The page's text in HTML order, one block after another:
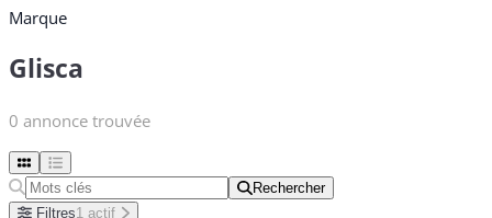
Marque
Glisca
0 annonce trouvée
Rechercher
Rechercher
Filtres1 actif